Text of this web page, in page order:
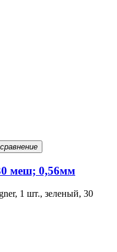
меш; 0,56мм
1 шт., зеленый, 30